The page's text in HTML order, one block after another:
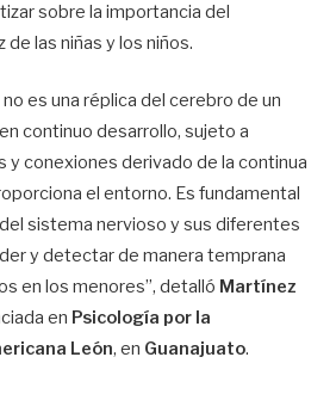
sobre la importancia del
las niñas y los niños.
es una réplica del cerebro de un
continuo desarrollo, sujeto a
y conexiones derivado de la continua
el entorno. Es fundamental
sistema nervioso y sus diferentes
y detectar de manera temprana
en los menores”, detalló Martínez
en Psicología por la
León, en Guanajuato.